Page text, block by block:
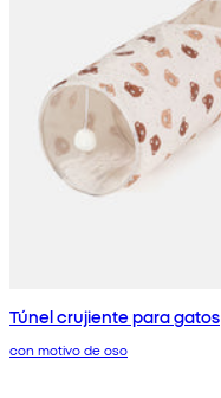
Túnel crujiente para gatos
con motivo de oso